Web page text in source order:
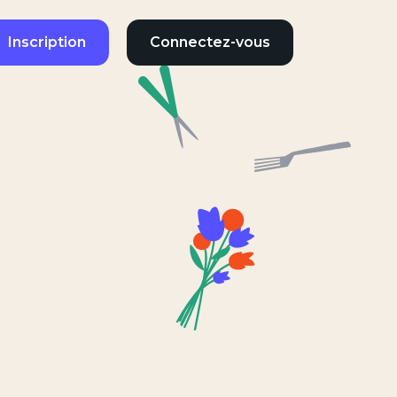
Inscription Connectez-vous